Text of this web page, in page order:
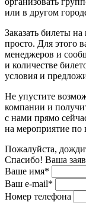
или в другом
Заказать билеты
просто. Для этого
менеджеров и
и количестве
условия и
Не упустите
компании и
с нами прямо
на мероприятие по
Пожалуйста,
Спасибо! Ваша
Ваше имя*
Ваш e-mail*
Номер телефона